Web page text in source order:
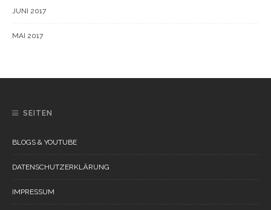
JUNI 2017
MAI 2017
SEITEN
BLOGS & YOUTUBE
DATENSCHUTZERKLÄRUNG
IMPRESSUM